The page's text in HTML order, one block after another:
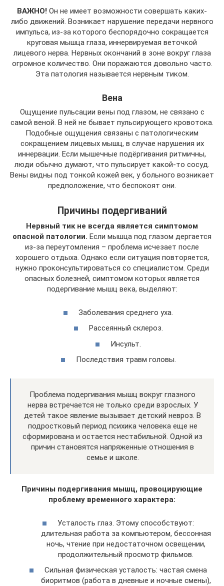
ВАЖНО! Он не имеет возможности совершать каких-
либо движений. Возникает нарушение передачи нервного
импульса, из-за которого беспорядочно сокращается
круговая мышца глаза, иннервируемая веточкой
лицевого нерва. Нервных окончаний в зоне вокруг глаза
огромное количество. Они поражаются довольно часто.
Эта патология называется нервным тиком.
Вена
Ощущение пульсации вены под глазом, не связано с
самой веной. В ней не бывает пульсирующего кровотока.
Подобные ощущения связаны с патологическим
сокращением лицевых мышц, в случае нарушения их
иннервации. Если мышечные подёргивания ритмичны,
люди обычно думают, что пульсирует какой-то сосуд.
Вены видны под тонкой кожей век, у больного возникает
предположение, что беспокоят они.
Причины подергиваний
Нервный тик не всегда является симптомом
опасной патологии. Если мышца под глазом дергается
из-за переутомления – проблема исчезает после
хорошего отдыха. Однако если ситуация повторяется,
нужно проконсультироваться со специалистом. Среди
опасных болезней, симптомом которых является
подергивание мышц века, выделяют:
Заболевания среднего уха.
Рассеянный склероз.
Инсульт.
Последствия травм головы.
Проблема подергивания мышц вокруг глазного
нерва встречается не только среди взрослых. У
детей такое явление вызывает детский невроз. В
подростковый период психика человека еще не
сформирована и остается нестабильной. Одной из
причин становятся напряженные отношения в
семье и школе.
Причины подергивания мышц, провоцирующие
проблему временного характера:
Усталость глаз. Этому способствуют:
длительная работа за компьютером, бессонная
ночь, чтение при недостаточном освещении,
продолжительный просмотр фильмов.
Сильная физическая усталость: частая смена
биоритмов (работа в дневные и ночные смены),